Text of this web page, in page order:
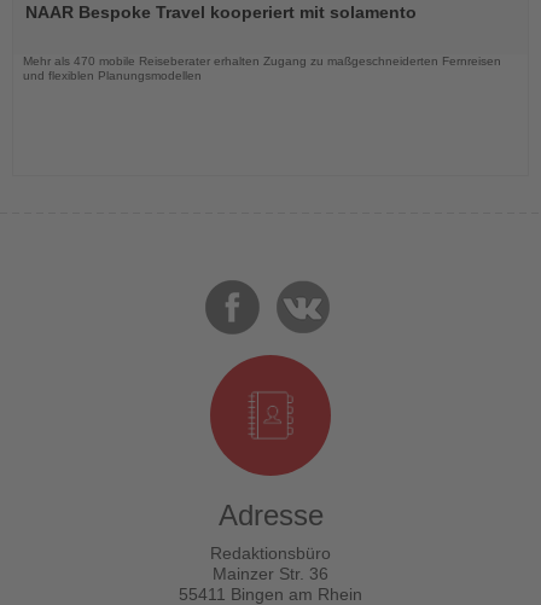
dieNAAR Bespoke Travel kooperiert mit solamento
Mehr als 470 mobile Reiseberater erhalten Zugang zu maßgeschneiderten Fernreisen
und flexiblen Planungsmodellen
Adresse
Redaktionsbüro
Mainzer Str. 36
55411 Bingen am Rhein